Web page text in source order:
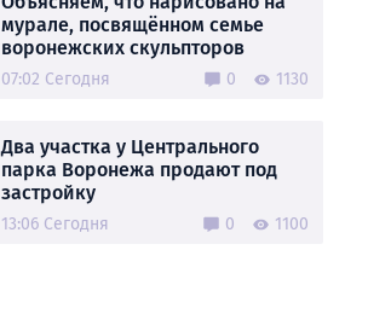
мурале, посвящённом семье
воронежских скульпторов
07:02 Сегодня 0 1130
Два участка у Центрального
парка Воронежа продают под
застройку
13:06 Сегодня 0 1100